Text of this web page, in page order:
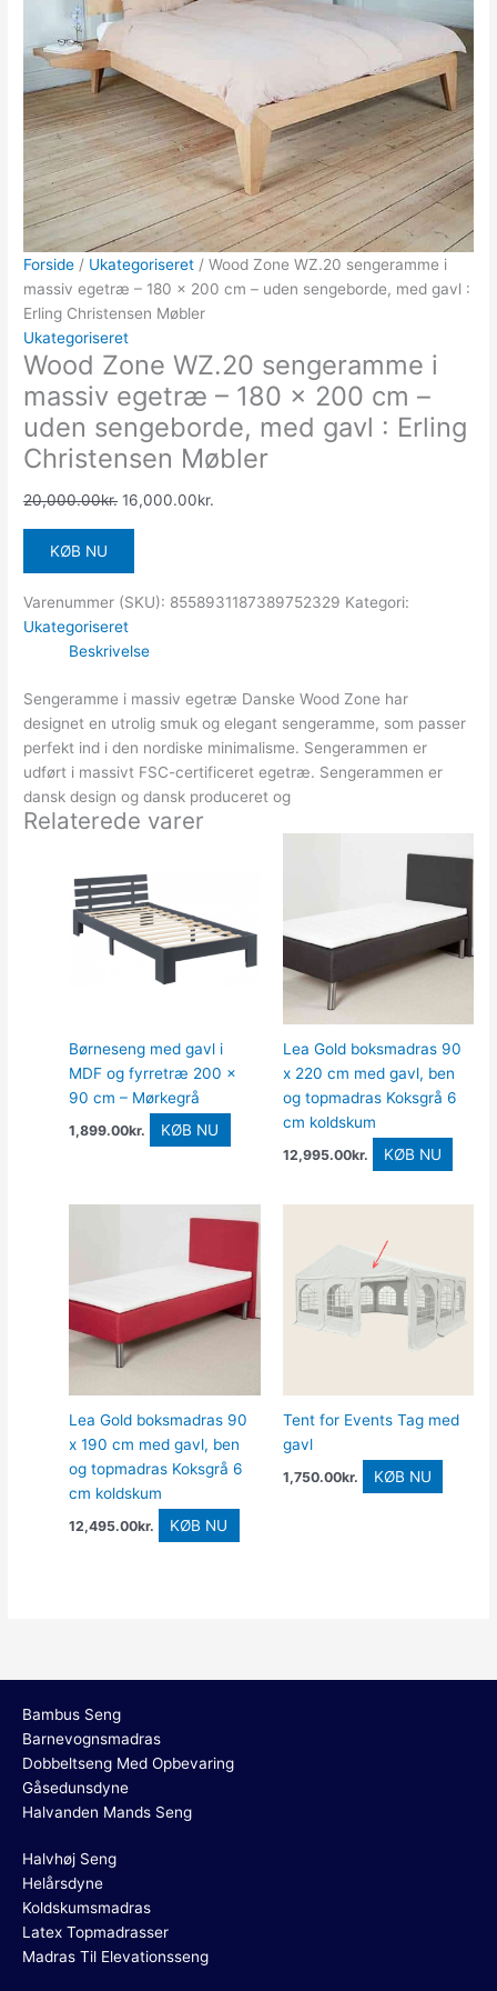
Forside / Ukategoriseret / Wood Zone WZ.20 sengeramme i
massiv egetræ – 180 x 200 cm – uden sengeborde, med gavl :
Erling Christensen Møbler
Ukategoriseret
Wood Zone WZ.20 sengeramme i
massiv egetræ – 180 x 200 cm –
uden sengeborde, med gavl : Erling
Christensen Møbler
20,000.00kr. 16,000.00kr.
KØB NU
Varenummer (SKU): 8558931187389752329 Kategori:
Ukategoriseret
Beskrivelse
Sengeramme i massiv egetræ Danske Wood Zone har
designet en utrolig smuk og elegant sengeramme, som passer
perfekt ind i den nordiske minimalisme. Sengerammen er
udført i massivt FSC-certificeret egetræ. Sengerammen er
dansk design og dansk produceret og
Relaterede varer
Børneseng med gavl i
MDF og fyrretræ 200 x
90 cm – Mørkegrå
1,899.00kr. KØB NU
Lea Gold boksmadras 90
x 220 cm med gavl, ben
og topmadras Koksgrå 6
cm koldskum
12,995.00kr. KØB NU
Lea Gold boksmadras 90
x 190 cm med gavl, ben
og topmadras Koksgrå 6
cm koldskum
12,495.00kr. KØB NU
Tent for Events Tag med
gavl
1,750.00kr. KØB NU
Bambus Seng
Barnevognsmadras
Dobbeltseng Med Opbevaring
Gåsedunsdyne
Halvanden Mands Seng
Halvhøj Seng
Helårsdyne
Koldskumsmadras
Latex Topmadrasser
Madras Til Elevationsseng